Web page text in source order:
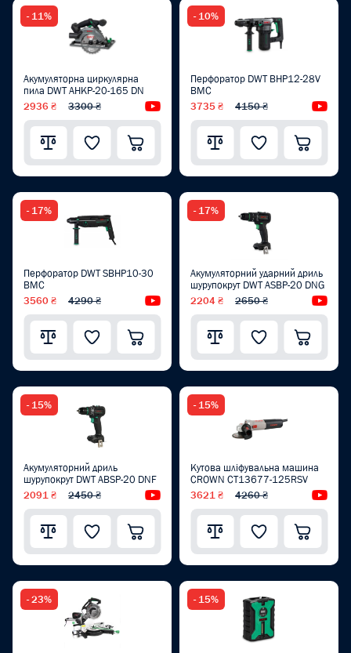
- 11%
Акумуляторна циркулярна
пила DWT AHKP-20-165 DN
2936 ₴ 3300 ₴ Відеоогляд
- 10%
Перфоратор DWT BHP12-28V
BMC
3735 ₴ 4150 ₴
- 17%
Перфоратор DWT SBHP10-30
BMC
3560 ₴ 4290 ₴ Відеоогляд
- 17%
Акумуляторний ударний дриль
шурупокрут DWT ASBP-20 DNG
2204 ₴ 2650 ₴
- 15%
Акумуляторний дриль
шурупокрут DWT ABSP-20 DNF
2091 ₴ 2450 ₴ Відеоогляд
- 15%
Кутова шліфувальна машина
CROWN CT13677-125RSV
3621 ₴ 4260 ₴
- 23% - 15%